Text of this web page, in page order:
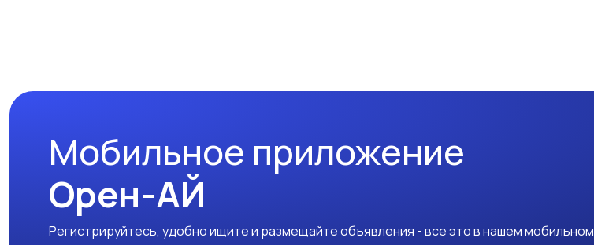
Мобильное приложение
Орен-АЙ
Регистрируйтесь, удобно ищите и размещайте объявления - все это в нашем мобильном